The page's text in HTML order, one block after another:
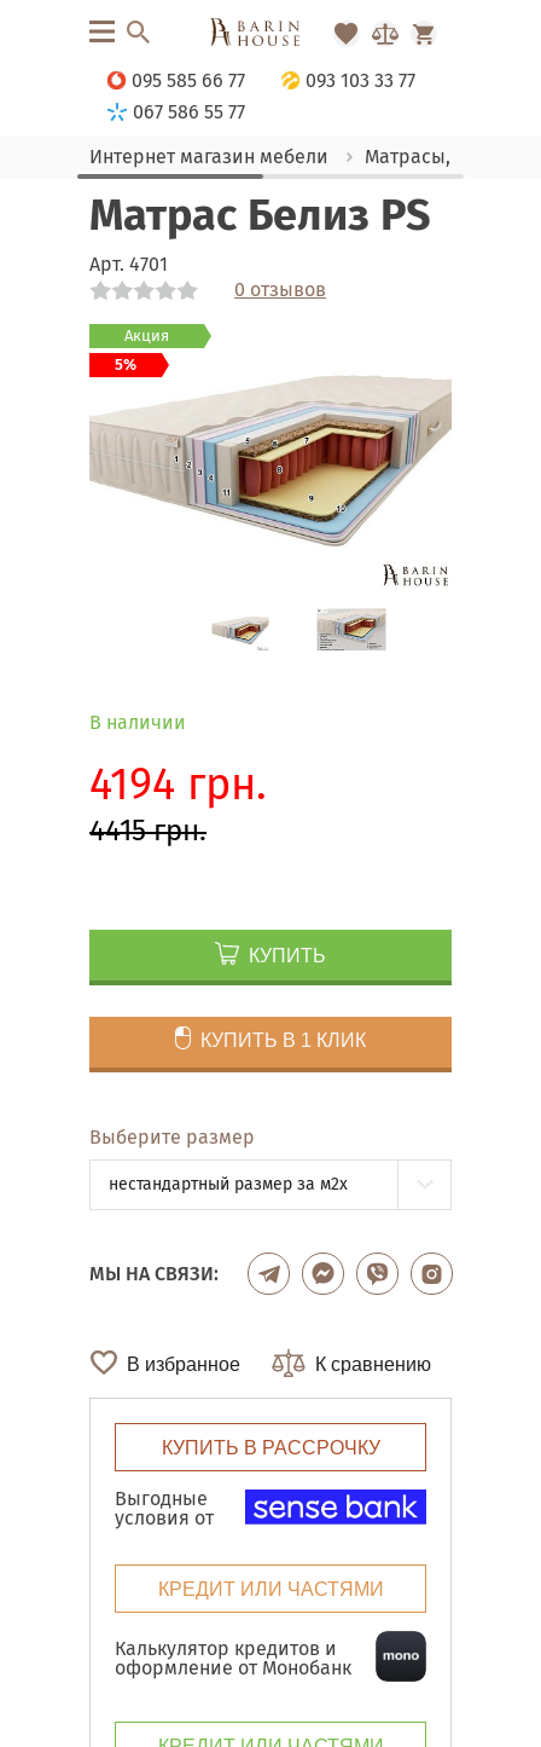
095 585 66 77
093 103 33 77
067 586 55 77
Интернет магазин мебели
Матрасы, текстиль
Матрас Белиз PS
Арт. 4701
0 отзывов
Акция
5%
Link
Link
В наличии
4194 грн.
4415 грн.
КУПИТЬ
КУПИТЬ В 1 КЛИК
Выберите размер
нестандартный размер за м2x
МЫ НА СВЯЗИ:
В избранное К сравнению
КУПИТЬ В РАССРОЧКУ
Выгодные
условия от
КРЕДИТ ИЛИ ЧАСТЯМИ
Калькулятор кредитов и
оформление от Монобанк